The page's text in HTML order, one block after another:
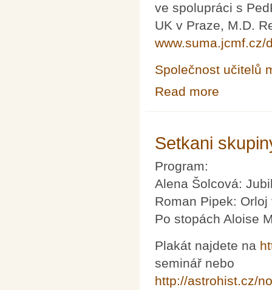
ve spolupráci s
UK v Praze, M.D.
www.suma.jcmf.cz/
Společnost učitelů
Read more
Setkani
Program:
Alena Šolcová:
Roman Pipek:
Po stopách Aloise
Plakát najdete na
seminář nebo
http://astrohist.cz/